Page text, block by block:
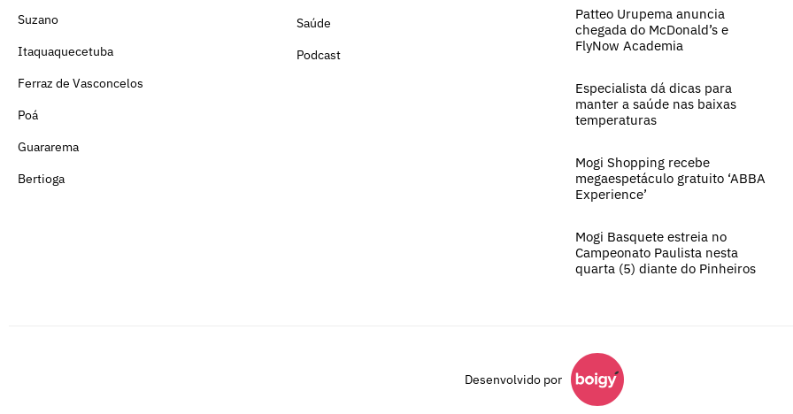
Suzano
Itaquaquecetuba
Ferraz de Vasconcelos
Poá
Guararema
Bertioga
Saúde
Podcast
Patteo Urupema anuncia
chegada do McDonald’s e
FlyNow Academia
Especialista dá dicas para
manter a saúde nas baixas
temperaturas
Mogi Shopping recebe
megaespetáculo gratuito ‘ABBA
Experience’
Mogi Basquete estreia no
Campeonato Paulista nesta
quarta (5) diante do Pinheiros
Desenvolvido por